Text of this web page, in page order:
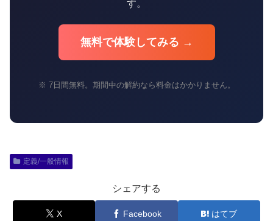
す。
無料で体験してみる →
※ 7日間無料。期間中の解約なら料金はかかりません。
定義/一般情報
シェアする
X Facebook はてブ